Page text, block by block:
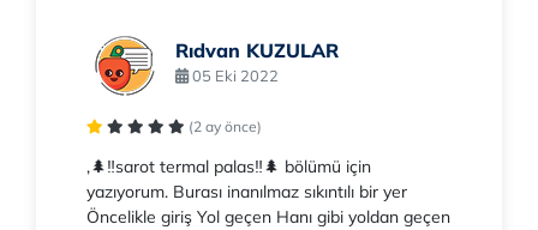
Rıdvan KUZULAR
05 Eki 2022
(2 ay önce)
,🌲‼️sarot termal palas‼️🌲 bölümü için
yazıyorum. Burası inanılmaz sıkıntılı bir yer
Öncelikle giriş Yol geçen Hanı gibi yoldan geçen